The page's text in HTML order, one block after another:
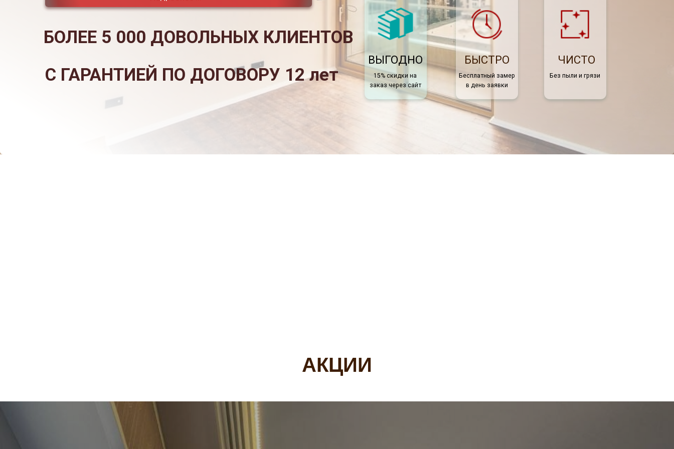
С ГАРАНТИЕЙ ПО ДОГОВОРУ 12 лет
БОЛЕЕ 5 000 ДОВОЛЬНЫХ КЛИЕНТОВ
Бесплатный замер
в день заявки
БЫСТРО ЧИСТО
ВЫГОДНО
15% скидки на
заказ через сайт
АКЦИИ